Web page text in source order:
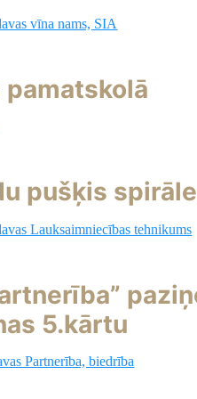
vīna nams, SIA
pušķis
Lauksaimniecības tehnikums
5.kārtu
Partnerība, biedrība